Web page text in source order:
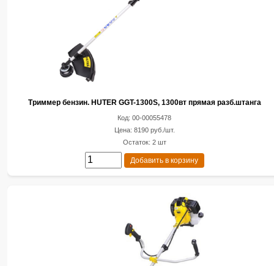
Триммер бензин. HUTER GGT-1300S, 1300вт прямая разб.штанга
Код: 00-00055478
Цена: 8190 руб./шт.
Остаток: 2 шт
Добавить в корзину